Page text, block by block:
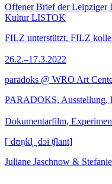
Offener Brief der Leipziger
Kultur LISTOK
FILZ unterstützt, FILZ
26.2.–17.3.2022
paradoks @ WRO Art
PARADOKS,
Dokumentarfilm,
[ˈdʊŋkl̩ ˌdɔi ʧlant]
Juliane Jaschnow &